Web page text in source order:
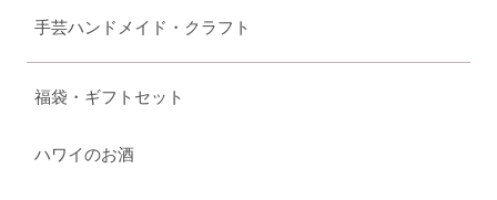
手芸ハンドメイド・クラフト
福袋・ギフトセット
ハワイのお酒